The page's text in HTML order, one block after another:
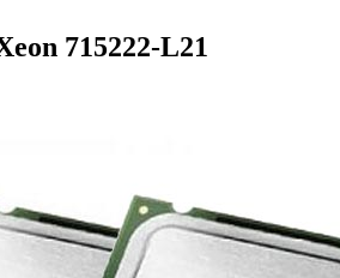
715222-L21